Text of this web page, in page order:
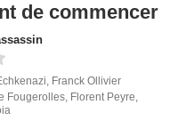
de commencer
, Franck Ollivier
Fougerolles, Florent Peyre,